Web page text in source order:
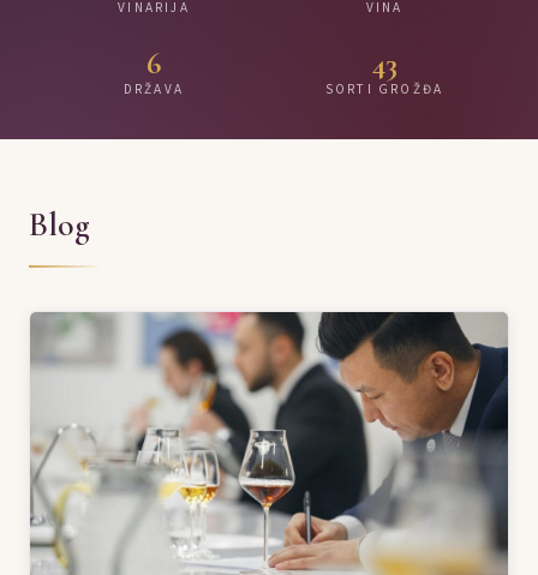
VINARIJA VINA
6
DRŽAVA
43
SORTI GROŽĐA
Blog